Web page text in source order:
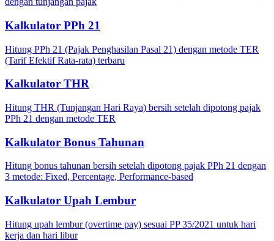
Kalkulator PPh 21
Hitung PPh 21 (Pajak Penghasilan Pasal 21) dengan metode TER
(Tarif Efektif Rata-rata) terbaru
Kalkulator THR
Hitung THR (Tunjangan Hari Raya) bersih setelah dipotong pajak
PPh 21 dengan metode TER
Kalkulator Bonus Tahunan
Hitung bonus tahunan bersih setelah dipotong pajak PPh 21 dengan
3 metode: Fixed, Percentage, Performance-based
Kalkulator Upah Lembur
Hitung upah lembur (overtime pay) sesuai PP 35/2021 untuk hari
kerja dan hari libur